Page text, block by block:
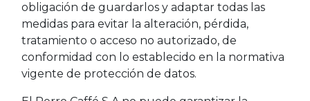
obligación de guardarlos y adaptar todas las
medidas para evitar la alteración, pérdida,
tratamiento o acceso no autorizado, de
conformidad con lo establecido en la normativa
vigente de protección de datos.